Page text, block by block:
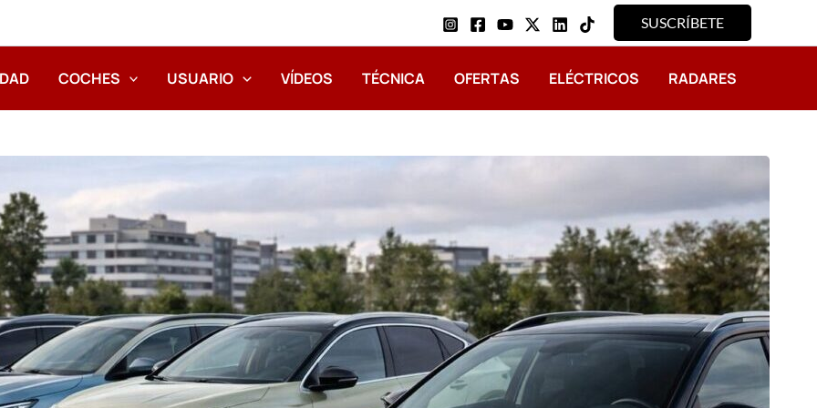
SUSCRÍBETE
COCHES USUARIO VÍDEOS TÉCNICA OFERTAS ELÉCTRICOS RADARES